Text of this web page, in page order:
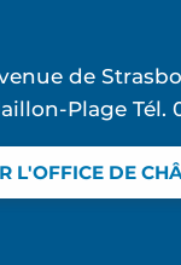
de
Plage Tél.
L'OFFICE DE